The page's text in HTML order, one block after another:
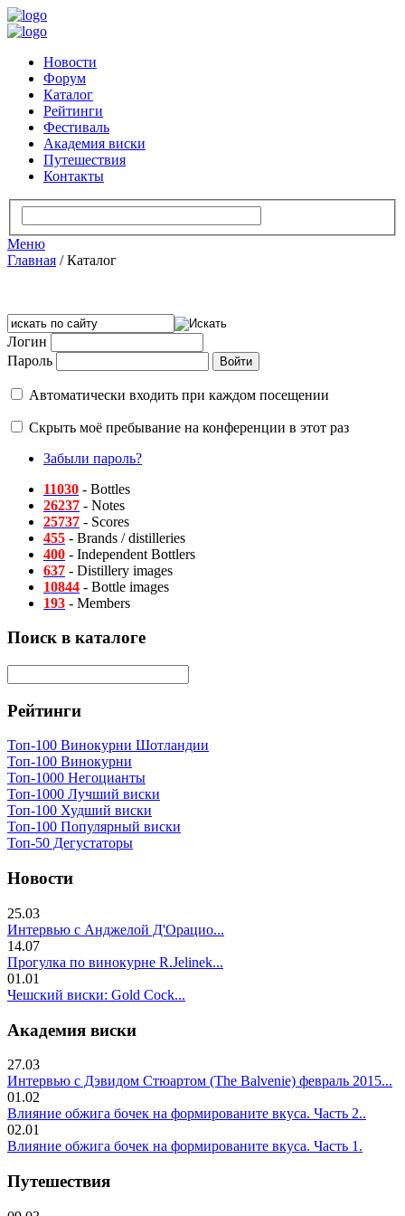
Новости
Форум
Каталог
Рейтинги
Фестиваль
Академия виски
Путешествия
Контакты
Меню
Главная /Каталог
Логин
Пароль
Автоматически входить при каждом посещении
Скрыть моё пребывание на конференции в этот раз
Забыли пароль?
11030 - Bottles
26237 - Notes
25737 - Scores
455 - Brands / distilleries
400 - Independent Bottlers
637 - Distillery images
10844 - Bottle images
193 - Members
Поиск в каталоге
Рейтинги
Топ-100 Винокурни Шотландии
Топ-100 Винокурни
Топ-1000 Негоцианты
Топ-1000 Лучший виски
Топ-100 Худший виски
Топ-100 Популярный виски
Топ-50 Дегустаторы
Новости
25.03
Интервью с Анджелой Д'Орацио...
14.07
Прогулка по винокурне R.Jelinek...
01.01
Чешский виски: Gold Cock...
Академия виски
27.03
Интервью с Дэвидом Стюартом (The Balvenie) февраль 2015...
01.02
Влияние обжига бочек на формированите вкуса. Часть 2..
02.01
Влияние обжига бочек на формированите вкуса. Часть 1.
Путешествия